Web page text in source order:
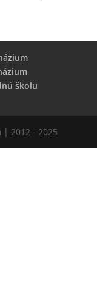
školu
| 2012 - 2025